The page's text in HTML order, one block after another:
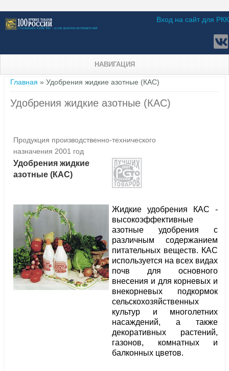
Вход на сайт для РКК
НАВИГАЦИЯ
Вы здесь
Главная » Удобрения жидкие азотные (КАС)
Удобрения жидкие азотные (КАС)
Продукция производственно-технического
назначения 2001 год
Удобрения жидкие
азотные (КАС)
Жидкие удобрения КАС -
высокоэффективные
азотные удобрения с
различным содержанием
питательных веществ. КАС
используется на всех видах
почв для основного
внесения и для корневых и
внекорневых подкормок
сельскохозяйственных
культур и многолетних
насаждений, а также
декоративных растений,
газонов, комнатных и
балконных цветов.